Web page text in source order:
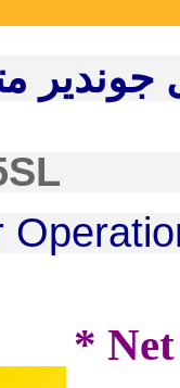
جوندير
*